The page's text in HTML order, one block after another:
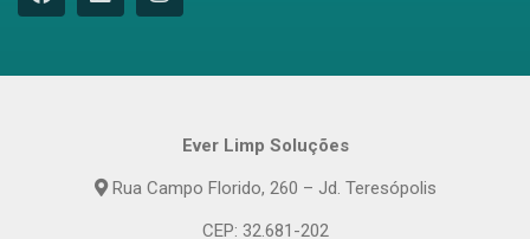
Ever Limp Soluções
Rua Campo Florido, 260 – Jd. Teresópolis
CEP: 32.681-202